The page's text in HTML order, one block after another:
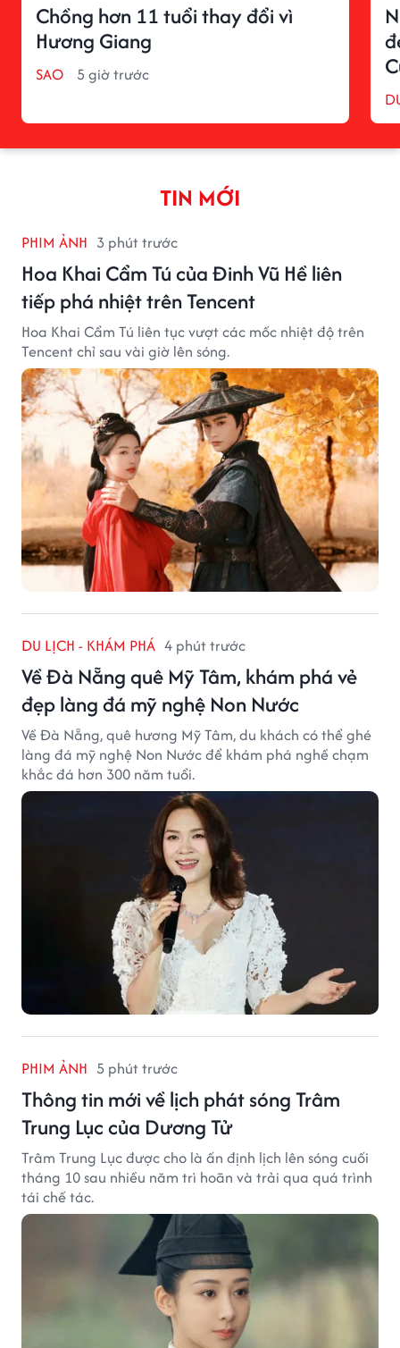
Chồng hơn 11 tuổi thay đổi vì
Hương Giang
SAO 5 giờ trước
TIN MỚI
PHIM ẢNH 3 phút trước
Hoa Khai Cẩm Tú của Đinh Vũ Hề liên
tiếp phá nhiệt trên Tencent
Hoa Khai Cẩm Tú liên tục vượt các mốc nhiệt độ trên
Tencent chỉ sau vài giờ lên sóng.
DU LỊCH - KHÁM PHÁ 4 phút trước
Về Đà Nẵng quê Mỹ Tâm, khám phá vẻ
đẹp làng đá mỹ nghệ Non Nước
Về Đà Nẵng, quê hương Mỹ Tâm, du khách có thể ghé
làng đá mỹ nghệ Non Nước để khám phá nghề chạm
khắc đá hơn 300 năm tuổi.
PHIM ẢNH 5 phút trước
Thông tin mới về lịch phát sóng Trâm
Trung Lục của Dương Tử
Trâm Trung Lục được cho là ấn định lịch lên sóng cuối
tháng 10 sau nhiều năm trì hoãn và trải qua quá trình
tái chế tác.